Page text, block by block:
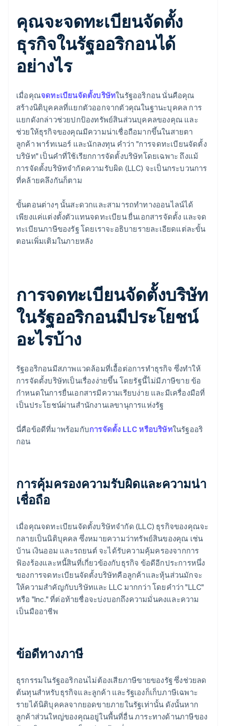
คุณจะจดทะเบียนจัดตั้ง
ธุรกิจในรัฐออริกอนได้
อย่างไร
เมื่อคุณจดทะเบียนจัดตั้งบริษัทในรัฐออริกอน นั่นคือคุณ
สร้างนิติบุคคลที่แยกตัวออกจากตัวคุณในฐานะบุคคล การ
แยกดังกล่าวช่วยปกป้องทรัพย์สินส่วนบุคคลของคุณ และ
ช่วยให้ธุรกิจของคุณมีความน่าเชื่อถือมากขึ้นในสายตา
ลูกค้า พาร์ทเนอร์ และนักลงทุน คำว่า "การจดทะเบียนจัดตั้ง
บริษัท" เป็นคำที่ใช้เรียกการจัดตั้งบริษัทโดยเฉพาะ ถึงแม้
การจัดตั้งบริษัทจำกัดความรับผิด (LLC) จะเป็นกระบวนการ
ที่คล้ายคลึงกันก็ตาม
ขั้นตอนต่างๆ นั้นสะดวกและสามารถทำทางออนไลน์ได้
เพียงแค่แต่งตั้งตัวแทนจดทะเบียน ยื่นเอกสารจัดตั้ง และจด
ทะเบียนภาษีของรัฐ โดยเราจะอธิบายรายละเอียดแต่ละขั้น
ตอนเพิ่มเติมในภายหลัง
การจดทะเบียนจัดตั้งบริษัท
ในรัฐออริกอนมีประโยชน์
อะไรบ้าง
รัฐออริกอนมีสภาพแวดล้อมที่เอื้อต่อการทำธุรกิจ ซึ่งทำให้
การจัดตั้งบริษัทเป็นเรื่องง่ายขึ้น โดยรัฐนี้ไม่มีภาษีขาย ข้อ
กำหนดในการยื่นเอกสารมีความเรียบง่าย และมีเครื่องมือที่
เป็นประโยชน์ผ่านสำนักงานเลขานุการแห่งรัฐ
นี่คือข้อดีที่มาพร้อมกับการจัดตั้ง LLC หรือบริษัทในรัฐออริ
กอน
การคุ้มครองความรับผิดและความน่า
เชื่อถือ
เมื่อคุณจดทะเบียนจัดตั้งบริษัทจำกัด (LLC) ธุรกิจของคุณจะ
กลายเป็นนิติบุคคล ซึ่งหมายความว่าทรัพย์สินของคุณ เช่น
บ้าน เงินออม และรถยนต์ จะได้รับความคุ้มครองจากการ
ฟ้องร้องและหนี้สินที่เกี่ยวข้องกับธุรกิจ ข้อดีอีกประการหนึ่ง
ของการจดทะเบียนจัดตั้งบริษัทคือลูกค้าและหุ้นส่วนมักจะ
ให้ความสำคัญกับบริษัทและ LLC มากกว่า โดยคำว่า "LLC"
หรือ "Inc." ที่ต่อท้ายชื่อจะบ่งบอกถึงความมั่นคงและความ
เป็นมืออาชีพ
ข้อดีทางภาษี
ธุรกรรมในรัฐออริกอนไม่ต้องเสียภาษีขายของรัฐ ซึ่งช่วยลด
ต้นทุนสำหรับธุรกิจและลูกค้า และรัฐเองก็เก็บภาษีเฉพาะ
รายได้นิติบุคคลจากยอดขายภายในรัฐเท่านั้น ดังนั้นหาก
ลูกค้าส่วนใหญ่ของคุณอยู่ในพื้นที่อื่น ภาระทางด้านภาษีของ